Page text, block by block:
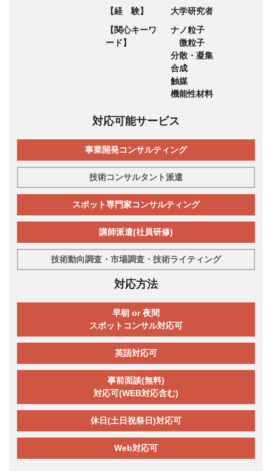
【経 験】
大学研究者
【関心キーワ
ード】
ナノ粒子
微粒子
分散・凝集
合成
触媒
機能性材料
対応可能サービス
事業開発コンサルティング
技術コンサルタント派遣
スポット専門家コンサルティング
講師派遣(社員研修)
技術動向調査・市場調査・技術ライティング
対応方法
早朝 or 夜間
スポットコンサル対応可
英語対応可
事前面談(無料)
対応可(WEB対応含む)
休日(土日祝祭日)対応可
Web対応可